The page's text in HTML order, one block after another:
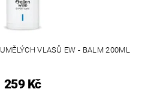
VLASŮ EW - BALM 200ML
259 Kč